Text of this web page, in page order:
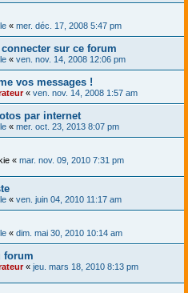
« mer. déc. 17, 2008 5:47 pm
sur ce forum
« ven. nov. 14, 2008 12:06 pm
vos messages !
« ven. nov. 14, 2008 1:57 am
par internet
« mer. oct. 23, 2013 8:07 pm
« mar. nov. 09, 2010 7:31 pm
« ven. juin 04, 2010 11:17 am
« dim. mai 30, 2010 10:14 am
forum
« jeu. mars 18, 2010 8:13 pm